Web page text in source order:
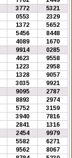
3772
5321
0553
2329
1372
5652
5456
8448
4089
1670
9914
0285
4623
9558
1223
2958
1328
9057
3035
9921
9095
2787
8893
2974
5752
3159
3940
7816
2841
1316
2454
9979
5582
6271
9562
8067